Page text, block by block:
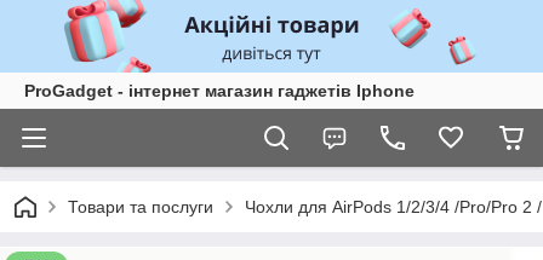
ProGadget - iнтернет магазин гаджетів Iphone
Товари та послуги Чохли для AirPods 1/2/3/4 /Pro/Pro 2